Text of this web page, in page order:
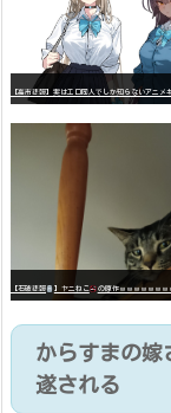
【高市悲報】実はエロ同人でしか知らないアニメ
【石破悲報 】ヤニねこ の原作ｗｗｗｗｗｗｗ
からすまの嫁
遂される